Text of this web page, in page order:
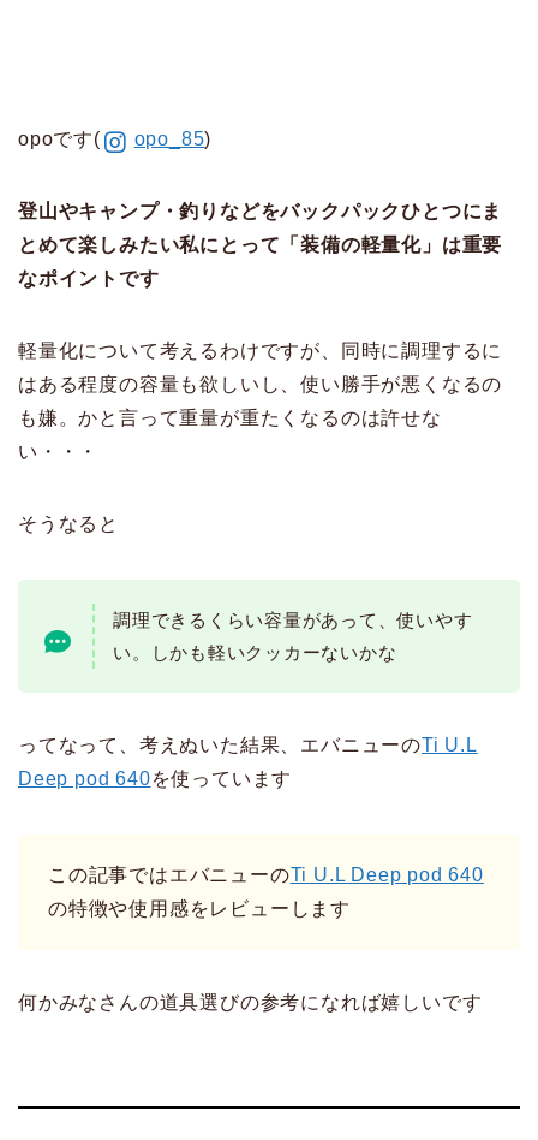
opoです( opo_85)
登山やキャンプ・釣りなどをバックパックひとつにま
とめて楽しみたい私にとって「装備の軽量化」は重要
なポイントです
軽量化について考えるわけですが、同時に調理するに
はある程度の容量も欲しいし、使い勝手が悪くなるの
も嫌。かと言って重量が重たくなるのは許せな
い・・・
そうなると
調理できるくらい容量があって、使いやす
い。しかも軽いクッカーないかな
ってなって、考えぬいた結果、エバニューのTi U.L
Deep pod 640を使っています
この記事ではエバニューのTi U.L Deep pod 640
の特徴や使用感をレビューします
何かみなさんの道具選びの参考になれば嬉しいです